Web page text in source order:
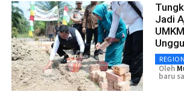
Jadi
Oleh
baru